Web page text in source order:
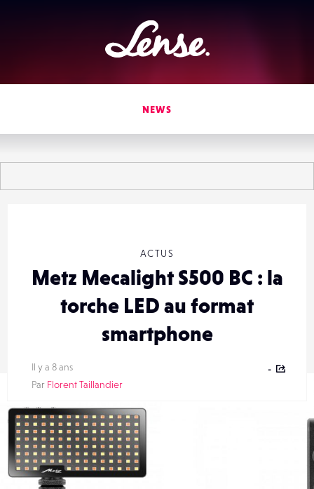
Lense
NEWS
ACTUS
Metz Mecalight S500 BC : la
torche LED au format
smartphone
Il y a 8 ans
Par Florent Taillandier
-